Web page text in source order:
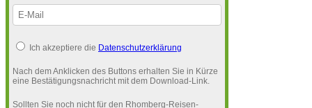
Ich akzeptiere die Datenschutzerklärung
Nach dem Anklicken des Buttons erhalten Sie in Kürze
eine Bestätigungsnachricht mit dem Download-Link.
Sollten Sie noch nicht für den Rhomberg-Reisen-